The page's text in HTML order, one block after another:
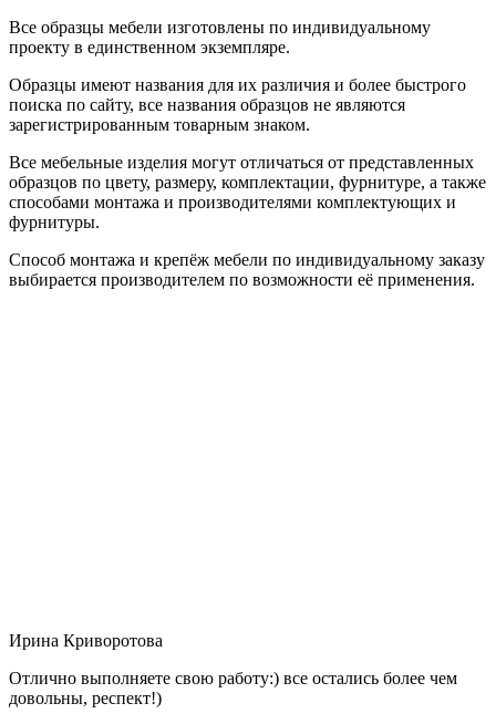
Все образцы мебели изготовлены по индивидуальному
проекту в единственном экземпляре.
Образцы имеют названия для их различия и более быстрого
поиска по сайту, все названия образцов не являются
зарегистрированным товарным знаком.
Все мебельные изделия могут отличаться от представленных
образцов по цвету, размеру, комплектации, фурнитуре, а также
способами монтажа и производителями комплектующих и
фурнитуры.
Способ монтажа и крепёж мебели по индивидуальному заказу
выбирается производителем по возможности её применения.
Ирина Криворотова
Отлично выполняете свою работу:) все остались более чем
довольны, респект!)